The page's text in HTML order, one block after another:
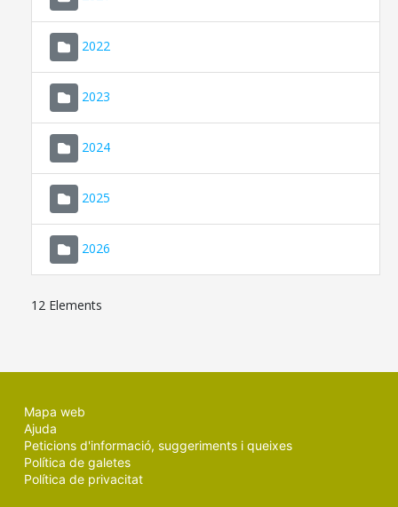
2022
2023
2024
2025
2026
12 Elements
Mapa web
Ajuda
Peticions d'informació, suggeriments i queixes
Política de galetes
Política de privacitat